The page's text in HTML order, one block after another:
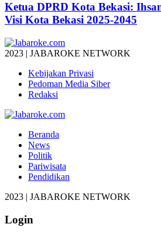
Ketua DPRD Kota Bekasi:
Visi Kota Bekasi 2025-2045
2023 | JABAROKE NETWORK
Kebijakan Privasi
Pedoman Media Siber
Redaksi
Beranda
News
Politik
Pariwisata
Pendidikan
2023 | JABAROKE NETWORK
Login